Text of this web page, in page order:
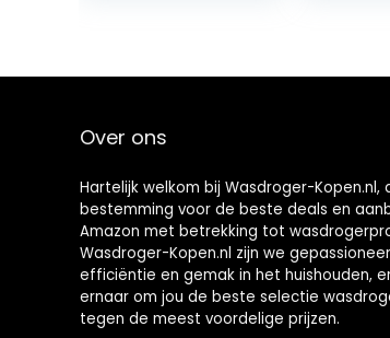
elektriciteit
kleding binnen
regenachtig
weer, geel
stoffen
Over ons
Hartelijk welkom bij Wasdroger-Kopen.nl,
bestemming voor de beste deals en
Amazon met betrekking tot
Wasdroger-Kopen.nl zijn we
efficiëntie en gemak in het huishouden,
ernaar om jou de beste selectie
tegen de meest voordelige prijzen.